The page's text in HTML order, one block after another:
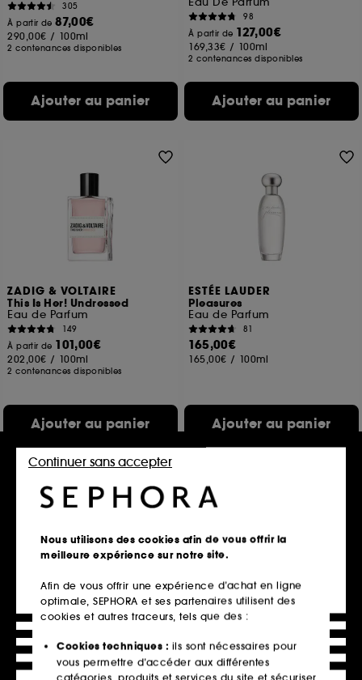
305
À partir de87,00€
290,00€ / 100ml
2 contenances disponibles
Ajouter au panier
98
À partir de 127,00€
169,33€ / 100ml
2 contenances disponibles
Ajouter au panier
ZADIG & VOLTAIRE
This Is Her! Undressed
Eau de Parfum
149
À partir de 101,00€
202,00€ / 100ml
2 contenances disponibles
Ajouter au panier
ESTÉE LAUDER
Pleasures
Eau de Parfum
81
165,00€
165,00€ / 100ml
Ajouter au panier
JEAN PAUL GAULTIER
La Belle Paradise Garden
Eau de parfum
285
165,00€
DIOR
Duo Dior Addict Purple
Eau de parfum et huile à lèvres hydratante
158,00€
2 produits
Nous utilisons des cookies afin de vous offrir la
meilleure expérience sur notre site.
Afin de vous offrir une expérience d’achat en ligne
optimale, SEPHORA et ses partenaires utilisent des
cookies et autres traceurs, tels que des :
Cookies techniques : ils sont nécessaires pour
vous permettre d’accéder aux différentes
catégories, produits et services du site et sécuriser
Continuer sans accepter